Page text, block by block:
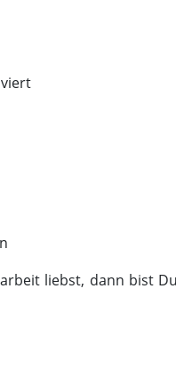
liebst, dann bist